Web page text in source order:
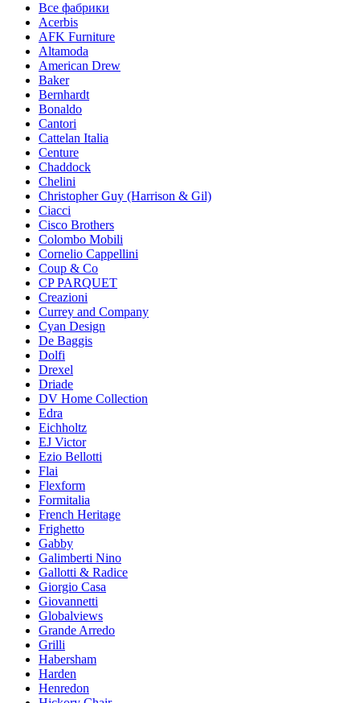
Все фабрики
Acerbis
AFK Furniture
Altamoda
American Drew
Baker
Bernhardt
Bonaldo
Cantori
Cattelan Italia
Centure
Chaddock
Chelini
Christopher Guy (Harrison & Gil)
Ciacci
Cisco Brothers
Colombo Mobili
Cornelio Cappellini
Coup & Co
CP PARQUET
Creazioni
Currey and Company
Cyan Design
De Baggis
Dolfi
Drexel
Driade
DV Home Collection
Edra
Eichholtz
EJ Victor
Ezio Bellotti
Flai
Flexform
Formitalia
French Heritage
Frighetto
Gabby
Galimberti Nino
Gallotti & Radice
Giorgio Casa
Giovannetti
Globalviews
Grande Arredo
Grilli
Habersham
Harden
Henredon